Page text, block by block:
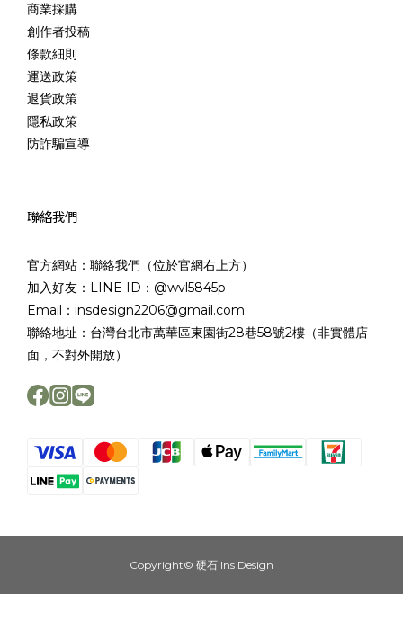
商業採購
創作者投稿
條款細則
運送政策
退貨政策
隱私政策
防詐騙宣導
聯絡我們
官方網站：聯絡我們（位於官網右上方）
加入好友：LINE ID：@wvl5845p
Email：insdesign2206@gmail.com
聯絡地址：台灣台北市萬華區東園街28巷58號2樓（非實體店
面，不對外開放）
Copyright© 硬石 Ins Design